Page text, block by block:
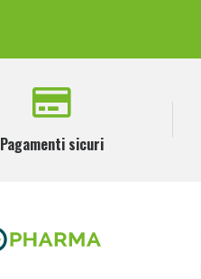
Pagamenti sicuri